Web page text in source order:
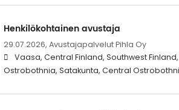
Henkilökohtainen avustaja
29.07.2026, Avustajapalvelut Pihla Oy
Vaasa, Central Finland, Southwest
Ostrobothnia, Satakunta, Central